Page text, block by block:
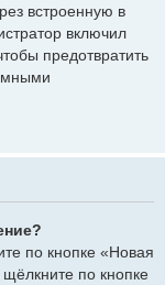
встроенную в
включил
предотвратить
по кнопке «Новая
по кнопке